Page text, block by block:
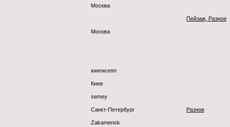
Москва
Пейзаж, Разное
Москва
кингисепп
Киев
semey
Санкт-Петербург Разное
Zakamensk